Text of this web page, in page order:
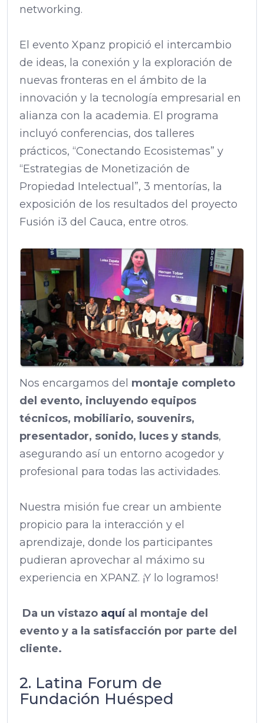
networking.
El evento Xpanz propició el intercambio
de ideas, la conexión y la exploración de
nuevas fronteras en el ámbito de la
innovación y la tecnología empresarial en
alianza con la academia. El programa
incluyó conferencias, dos talleres
prácticos, “Conectando Ecosistemas” y
“Estrategias de Monetización de
Propiedad Intelectual”, 3 mentorías, la
exposición de los resultados del proyecto
Fusión i3 del Cauca, entre otros.
Nos encargamos del montaje completo
del evento, incluyendo equipos
técnicos, mobiliario, souvenirs,
presentador, sonido, luces y stands,
asegurando así un entorno acogedor y
profesional para todas las actividades.
Nuestra misión fue crear un ambiente
propicio para la interacción y el
aprendizaje, donde los participantes
pudieran aprovechar al máximo su
experiencia en XPANZ. ¡Y lo logramos!
Da un vistazo aquíal montaje del
evento y a la satisfacción por parte del
cliente.
2. Latina Forum de
Fundación Huésped